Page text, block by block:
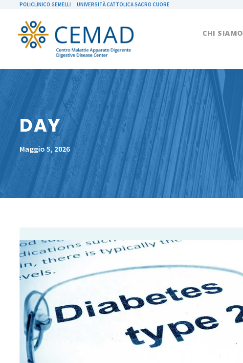
POLICLINICO GEMELLI UNIVERSITÀ CATTOLICA SACRO CUORE
CHI SIAMO
DAY
Maggio 5, 2026